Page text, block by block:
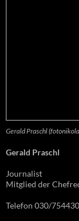
Gerald Praschl
Gerald Praschl
Journalist
Mitglied der
Telefon 030/